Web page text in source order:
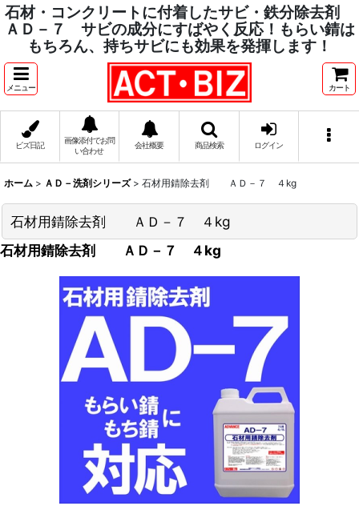
石材・コンクリートに付着したサビ・鉄分除去剤
ＡＤ－７ サビの成分にすばやく反応！もらい錆は
もちろん、持ちサビにも効果を発揮します！
メニュー カート
ビズ日記
画像添付でお問
い合わせ
会社概要 商品検索 ログイン
ホーム > ＡＤ－洗剤シリーズ > 石材用錆除去剤 ＡＤ－７ ４kg
石材用錆除去剤 ＡＤ－７ ４kg
石材用錆除去剤 ＡＤ－７ ４kg